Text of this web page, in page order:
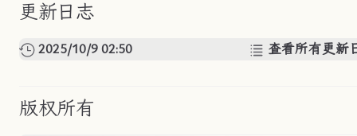
更新日志
2025/10/9 02:50 查看所有更新
版权所有